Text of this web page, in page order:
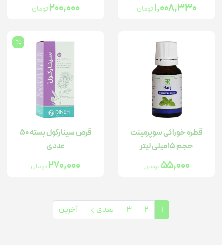
1,008,330تومان 200,000تومان
قطره خوراکی سوپرمینت
حجم 15 میلی لیتر
55,000تومان
قرص سینارکول بسته 50
عددی
270,000تومان
1
2
3 بعدی آخرین